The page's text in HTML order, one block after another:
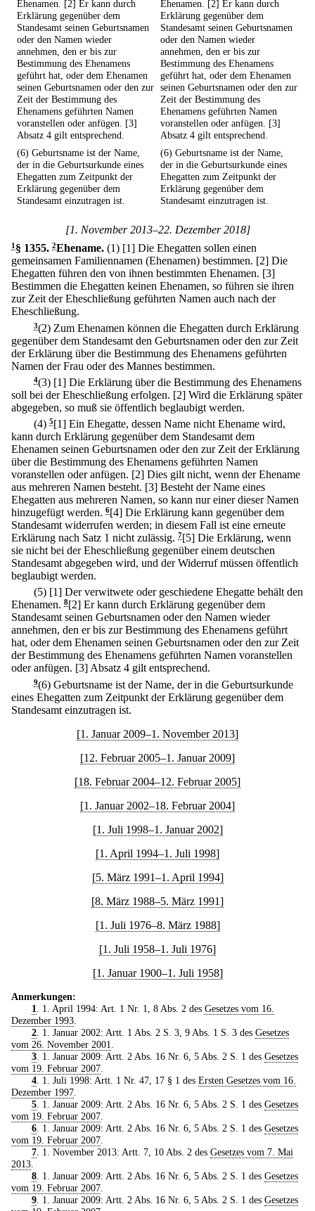
Ehenamen. [2] Er kann durch
Erklärung gegenüber dem
Standesamt seinen Geburtsnamen
oder den Namen wieder
annehmen, den er bis zur
Bestimmung des Ehenamens
geführt hat, oder dem Ehenamen
seinen Geburtsnamen oder den zur
Zeit der Bestimmung des
Ehenamens geführten Namen
voranstellen oder anfügen. [3]
Absatz 4 gilt entsprechend.
Ehenamen. [2] Er kann durch
Erklärung gegenüber dem
Standesamt seinen Geburtsnamen
oder den Namen wieder
annehmen, den er bis zur
Bestimmung des Ehenamens
geführt hat, oder dem Ehenamen
seinen Geburtsnamen oder den zur
Zeit der Bestimmung des
Ehenamens geführten Namen
voranstellen oder anfügen. [3]
Absatz 4 gilt entsprechend.
(6) Geburtsname ist der Name,
der in die Geburtsurkunde eines
Ehegatten zum Zeitpunkt der
Erklärung gegenüber dem
Standesamt einzutragen ist.
(6) Geburtsname ist der Name,
der in die Geburtsurkunde eines
Ehegatten zum Zeitpunkt der
Erklärung gegenüber dem
Standesamt einzutragen ist.
[1. November 2013–22. Dezember 2018]
1§ 1355. 2Ehename. (1) [1] Die Ehegatten sollen einen
gemeinsamen Familiennamen (Ehenamen) bestimmen. [2] Die
Ehegatten führen den von ihnen bestimmten Ehenamen. [3]
Bestimmen die Ehegatten keinen Ehenamen, so führen sie ihren
zur Zeit der Eheschließung geführten Namen auch nach der
Eheschließung.
3(2) Zum Ehenamen können die Ehegatten durch Erklärung
gegenüber dem Standesamt den Geburtsnamen oder den zur Zeit
der Erklärung über die Bestimmung des Ehenamens geführten
Namen der Frau oder des Mannes bestimmen.
4(3) [1] Die Erklärung über die Bestimmung des Ehenamens
soll bei der Eheschließung erfolgen. [2] Wird die Erklärung später
abgegeben, so muß sie öffentlich beglaubigt werden.
(4) 5[1] Ein Ehegatte, dessen Name nicht Ehename wird,
kann durch Erklärung gegenüber dem Standesamt dem
Ehenamen seinen Geburtsnamen oder den zur Zeit der Erklärung
über die Bestimmung des Ehenamens geführten Namen
voranstellen oder anfügen. [2] Dies gilt nicht, wenn der Ehename
aus mehreren Namen besteht. [3] Besteht der Name eines
Ehegatten aus mehreren Namen, so kann nur einer dieser Namen
hinzugefügt werden. 6[4] Die Erklärung kann gegenüber dem
Standesamt widerrufen werden; in diesem Fall ist eine erneute
Erklärung nach Satz 1 nicht zulässig. 7[5] Die Erklärung, wenn
sie nicht bei der Eheschließung gegenüber einem deutschen
Standesamt abgegeben wird, und der Widerruf müssen öffentlich
beglaubigt werden.
(5) [1] Der verwitwete oder geschiedene Ehegatte behält den
Ehenamen. 8[2] Er kann durch Erklärung gegenüber dem
Standesamt seinen Geburtsnamen oder den Namen wieder
annehmen, den er bis zur Bestimmung des Ehenamens geführt
hat, oder dem Ehenamen seinen Geburtsnamen oder den zur Zeit
der Bestimmung des Ehenamens geführten Namen voranstellen
oder anfügen. [3] Absatz 4 gilt entsprechend.
9(6) Geburtsname ist der Name, der in die Geburtsurkunde
eines Ehegatten zum Zeitpunkt der Erklärung gegenüber dem
Standesamt einzutragen ist.
[1. Januar 2009–1. November 2013]
[12. Februar 2005–1. Januar 2009]
[18. Februar 2004–12. Februar 2005]
[1. Januar 2002–18. Februar 2004]
[1. Juli 1998–1. Januar 2002]
[1. April 1994–1. Juli 1998]
[5. März 1991–1. April 1994]
[8. März 1988–5. März 1991]
[1. Juli 1976–8. März 1988]
[1. Juli 1958–1. Juli 1976]
[1. Januar 1900–1. Juli 1958]
Anmerkungen:
1
. 1. April 1994: Art. 1 Nr. 1, 8 Abs. 2 des Gesetzes vom 16.
Dezember 1993
2. 1. Januar 2002: Artt. 1 Abs. 2 S. 3, 9 Abs. 1 S. 3 des Gesetzes
vom 26. November 2001
3. 1. Januar 2009: Artt. 2 Abs. 16 Nr. 6, 5 Abs. 2 S. 1 des Gesetzes
vom 19. Februar 2007
4. 1. Juli 1998: Artt. 1 Nr. 47, 17 § 1 des Ersten Gesetzes vom 16.
Dezember 1997
5. 1. Januar 2009: Artt. 2 Abs. 16 Nr. 6, 5 Abs. 2 S. 1 des Gesetzes
vom 19. Februar 2007
6. 1. Januar 2009: Artt. 2 Abs. 16 Nr. 6, 5 Abs. 2 S. 1 des Gesetzes
vom 19. Februar 2007
7. 1. November 2013: Artt. 7, 10 Abs. 2 des Gesetzes vom 7. Mai
2013
8. 1. Januar 2009: Artt. 2 Abs. 16 Nr. 6, 5 Abs. 2 S. 1 des Gesetzes
vom 19. Februar 2007
9. 1. Januar 2009: Artt. 2 Abs. 16 Nr. 6, 5 Abs. 2 S. 1 des Gesetzes